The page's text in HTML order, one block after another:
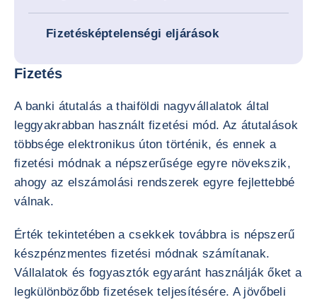
Fizetésképtelenségi eljárások
Fizetés
A banki átutalás a thaiföldi nagyvállalatok által
leggyakrabban használt fizetési mód. Az átutalások
többsége elektronikus úton történik, és ennek a
fizetési módnak a népszerűsége egyre növekszik,
ahogy az elszámolási rendszerek egyre fejlettebbé
válnak.
Érték tekintetében a csekkek továbbra is népszerű
készpénzmentes fizetési módnak számítanak.
Vállalatok és fogyasztók egyaránt használják őket a
legkülönbözőbb fizetések teljesítésére. A jövőbeli